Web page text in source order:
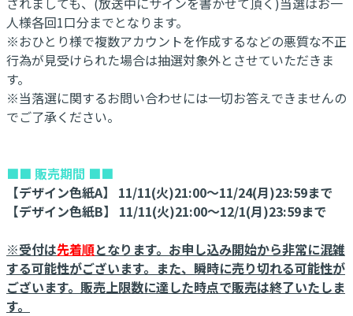
人様各回1口分までとなります。
※おひとり様で複数アカウントを作成するなどの悪質な不正
行為が見受けられた場合は抽選対象外とさせていただきま
す。
※当落選に関するお問い合わせには一切お答えできませんの
でご了承ください。
■■ 販売期間 ■■
【デザイン色紙A】 11/11(火)21:00～11/24(月)23:59まで
【デザイン色紙B】 11/11(火)21:00～12/1(月)23:59まで
※受付は先着順となります。お申し込み開始から非常に混雑
する可能性がございます。また、瞬時に売り切れる可能性が
ございます。販売上限数に達した時点で販売は終了いたしま
す。